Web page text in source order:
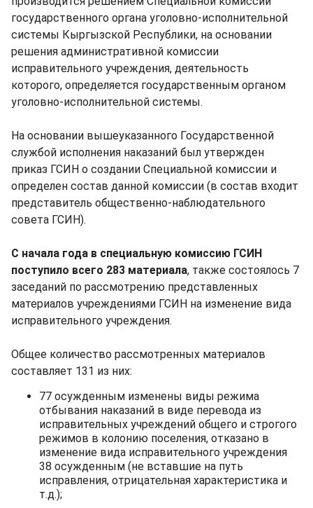
государственного органа уголовно-исполнительной
системы Кыргызской Республики, на основании
решения административной комиссии
исправительного учреждения, деятельность
которого, определяется государственным органом
уголовно-исполнительной системы.
На основании вышеуказанного Государственной
службой исполнения наказаний был утвержден
приказ ГСИН о создании Специальной комиссии и
определен состав данной комиссии (в состав входит
представитель общественно-наблюдательного
совета ГСИН).
С начала года в специальную комиссию ГСИН
поступило всего 283 материала, также состоялось 7
заседаний по рассмотрению представленных
материалов учреждениями ГСИН на изменение вида
исправительного учреждения.
Общее количество рассмотренных материалов
составляет 131 из них:
77 осужденным изменены виды режима
отбывания наказаний в виде перевода из
исправительных учреждений общего и строгого
режимов в колонию поселения, отказано в
изменение вида исправительного учреждения
38 осужденным (не вставшие на путь
исправления, отрицательная характеристика и
т.д.);